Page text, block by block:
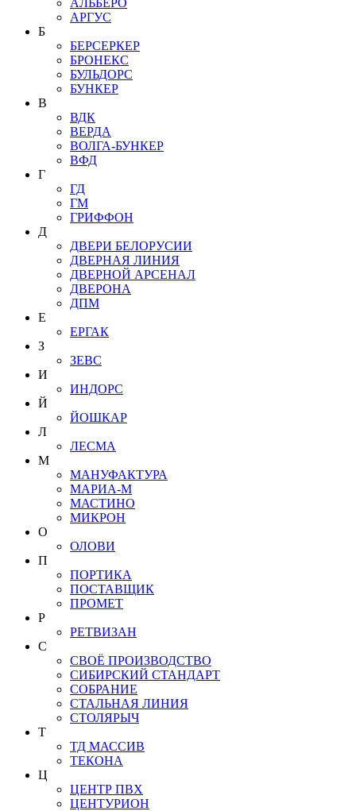
АРГУС
Б
БЕРСЕРКЕР
БРОНЕКС
БУЛЬДОРС
БУНКЕР
В
ВДК
ВЕРДА
ВОЛГА-БУНКЕР
ВФД
Г
ГД
ГМ
ГРИФФОН
Д
ДВЕРИ БЕЛОРУСИИ
ДВЕРНАЯ ЛИНИЯ
ДВЕРНОЙ АРСЕНАЛ
ДВЕРОНА
ДПМ
Е
ЕРГАК
З
ЗЕВС
И
ИНДОРС
Й
ЙОШКАР
Л
ЛЕСМА
М
МАНУФАКТУРА
МАРИА-М
МАСТИНО
МИКРОН
О
ОЛОВИ
П
ПОРТИКА
ПОСТАВЩИК
ПРОМЕТ
Р
РЕТВИЗАН
С
СВОЁ ПРОИЗВОДСТВО
СИБИРСКИЙ СТАНДАРТ
СОБРАНИЕ
СТАЛЬНАЯ ЛИНИЯ
СТОЛЯРЫЧ
Т
ТД МАССИВ
ТЕКОНА
Ц
ЦЕНТР ПВХ
ЦЕНТУРИОН